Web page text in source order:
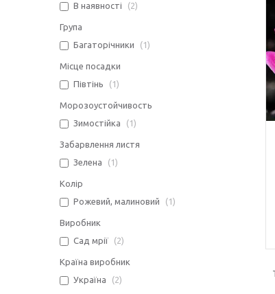
В наявності
2
Група
Багаторічники
1
Місце посадки
Півтінь
1
Морозоустойчивость
Зимостійка
1
Забарвлення листя
Зелена
1
Колір
Рожевий, малиновий
1
Виробник
Сад мрії
2
Країна виробник
Україна
2